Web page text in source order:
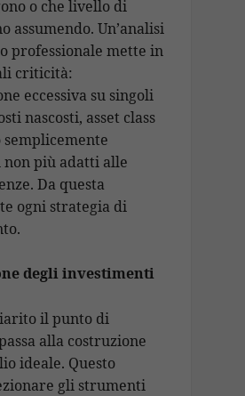
o che livello di
assumendo. Un’analisi
professionale mette in
criticità:
eccessiva su singoli
nascosti, asset class
semplicemente
più adatti alle
Da questa
ogni strategia di
degli investimenti
il punto di
alla costruzione
ideale. Questo
gli strumenti